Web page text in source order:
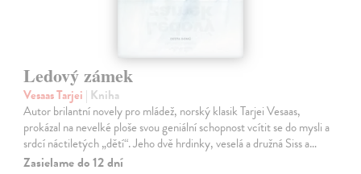
Ledový zámek
Vesaas Tarjei | Kniha
Autor brilantní novely pro mládež, norský klasik Tarjei Vesaas,
prokázal na nevelké ploše svou geniální schopnost vcítit se do mysli a
srdcí náctiletých „dětí“. Jeho dvě hrdinky, veselá a družná Siss a…
Zasielame do 12 dní